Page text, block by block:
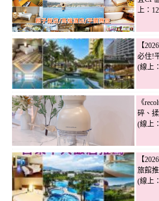
上：
【
必住!
(線上
《
碎、
(線上
【
旅館
(線上